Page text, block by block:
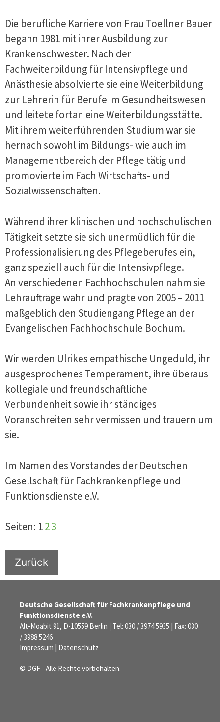
Die berufliche Karriere von Frau Toellner Bauer
begann 1981 mit ihrer Ausbildung zur
Krankenschwester. Nach der
Fachweiterbildung für Intensivpflege und
Anästhesie absolvierte sie eine Weiterbildung
zur Lehrerin für Berufe im Gesundheitswesen
und leitete fortan eine Weiterbildungsstätte.
Mit ihrem weiterführenden Studium war sie
hernach sowohl im Bildungs- wie auch im
Managementbereich der Pflege tätig und
promovierte im Fach Wirtschafts- und
Sozialwissenschaften.
Während ihrer klinischen und hochschulischen
Tätigkeit setzte sie sich unermüdlich für die
Professionalisierung des Pflegeberufes ein,
ganz speziell auch für die Intensivpflege.
An verschiedenen Fachhochschulen nahm sie
Lehraufträge wahr und prägte von 2005 – 2011
maßgeblich den Studiengang Pflege an der
Evangelischen Fachhochschule Bochum.
Wir werden Ulrikes empathische Ungeduld, ihr
ausgesprochenes Temperament, ihre überaus
kollegiale und freundschaftliche
Verbundenheit sowie ihr ständiges
Voranschreiten sehr vermissen und trauern um
sie.
Im Namen des Vorstandes der Deutschen
Gesellschaft für Fachkrankenpflege und
Funktionsdienste e.V.
Seiten: 123
Zurück
Deutsche Gesellschaft für Fachkrankenpflege und
Funktionsdienste e.V.
Alt-Moabit 91, D-10559 Berlin | Tel: 030 / 3974 5935 | Fax: 030
/ 3988 5246
Impressum | Datenschutz
© DGF - Alle Rechte vorbehalten.